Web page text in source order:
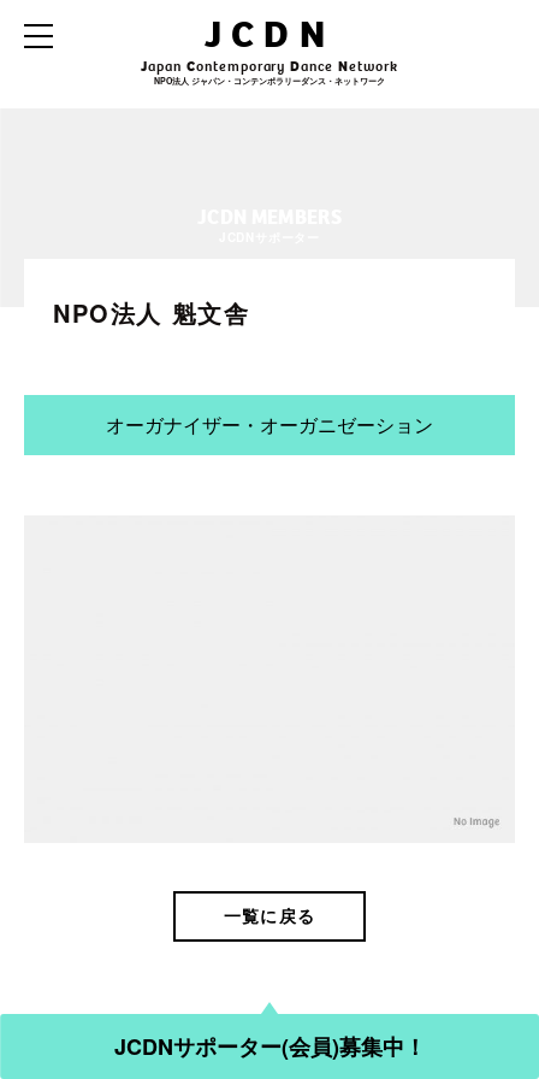
JCDN
Japan ContemporaryDanceNetwork
NPO法人 ジャパン・コンテンポラリーダンス・ネットワーク
NPO法人 魁文舎
オーガナイザー・オーガニゼーション
一覧に戻る
JCDNサポーター(会員)募集中！